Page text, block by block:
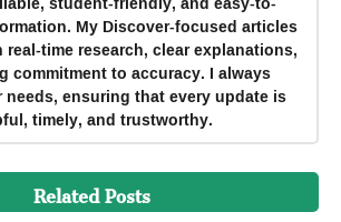
My Discover-focused articles
time research, clear explanations,
commitment to accuracy. I always
ensuring that every update is
timely, and trustworthy.
Related Posts